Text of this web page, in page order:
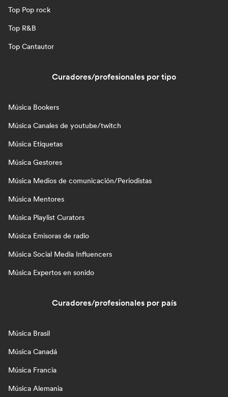
Top Pop rock
Top R&B
Top Cantautor
Curadores/profesionales por tipo
Música Bookers
Música Canales de youtube/twitch
Música Etiquetas
Música Gestores
Música Medios de comunicación/Periodistas
Música Mentores
Música Playlist Curators
Música Emisoras de radio
Música Social Media Influencers
Música Expertos en sonido
Curadores/profesionales por país
Música Brasil
Música Canadá
Música Francia
Música Alemania